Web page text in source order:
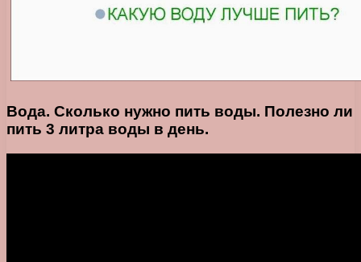
Вода. Сколько нужно пить воды. Полезно ли
пить 3 литра воды в день.